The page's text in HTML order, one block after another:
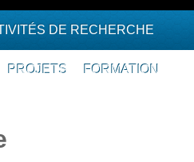
DE RECHERCHE
PROJETS FORMATION